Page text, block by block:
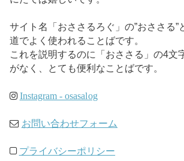
サイト名「おささるろぐ」の”おささる”
道でよく使われることばです。
これを説明するのに「おささる」の4文
がなく、とても便利なことばです。
Instagram - osasalog
お問い合わせフォーム
プライバシーポリシー